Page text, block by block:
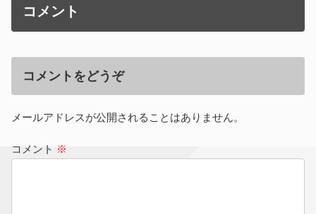
コメント
コメントをどうぞ
メールアドレスが公開されることはありません。
コメント ※